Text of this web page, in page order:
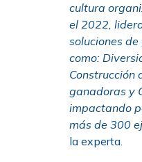
cultura
el 2022,
soluciones
como:
Construcción
ganadoras y
impactando
más de 300
la experta.